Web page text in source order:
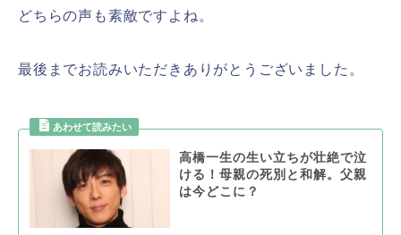
どちらの声も素敵ですよね。
最後までお読みいただきありがとうございました。
高橋一生の生い立ちが壮絶で泣
ける！母親の死別と和解。父親
は今どこに？